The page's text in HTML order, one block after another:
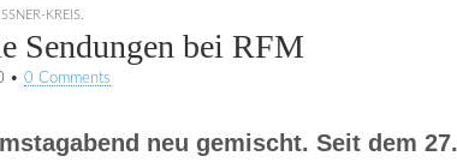
KREIS.
Sendungen bei RFM
• 0 Comments
neu gemischt. Seit dem